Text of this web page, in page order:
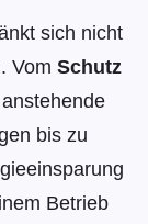
sich nicht
Vom Schutz
bis zu
Betrieb